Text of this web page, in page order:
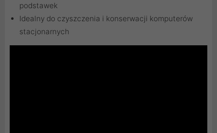
podstawek
Idealny do czyszczenia i konserwacji komputerów
stacjonarnych